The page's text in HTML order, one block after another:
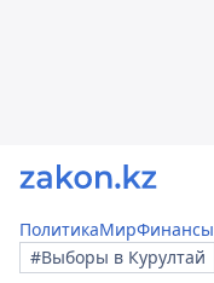
ПолитикаМирФинансы
#Выборы в Курултай